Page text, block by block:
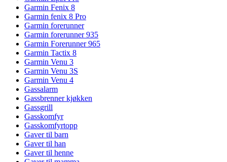
Garmin Fenix 8
Garmin fenix 8 Pro
Garmin forerunner
Garmin forerunner 935
Garmin Forerunner 965
Garmin Tactix 8
Garmin Venu 3
Garmin Venu 3S
Garmin Venu 4
Gassalarm
Gassbrenner kjøkken
Gassgrill
Gasskomfyr
Gasskomfyrtopp
Gaver til barn
Gaver til han
Gaver til henne